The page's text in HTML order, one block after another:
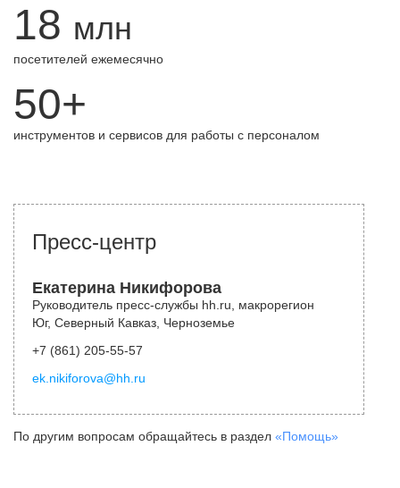
18 млн
посетителей ежемесячно
50+
инструментов и сервисов для работы с персоналом
Пресс-центр
Екатерина Никифорова
Руководитель пресс-службы hh.ru, макрорегион
Юг, Северный Кавказ, Черноземье
+7 (861) 205-55-57
ek.nikiforova@hh.ru
По другим вопросам обращайтесь в раздел «Помощь»